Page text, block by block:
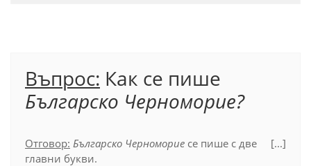
Въпрос: Как се пише
Българско Черноморие?
Отговор: Българско Черноморие се пише с две
главни букви.
[...]